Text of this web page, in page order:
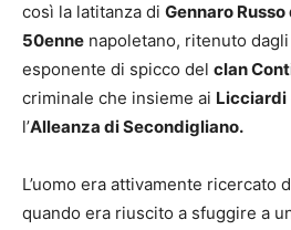
così la latitanza di Gennaro
50enne napoletano, ritenuto
esponente di spicco del clan
criminale che insieme ai Licciardi
l’Alleanza di Secondigliano.
L’uomo era attivamente ricercato
quando era riuscito a sfuggire a